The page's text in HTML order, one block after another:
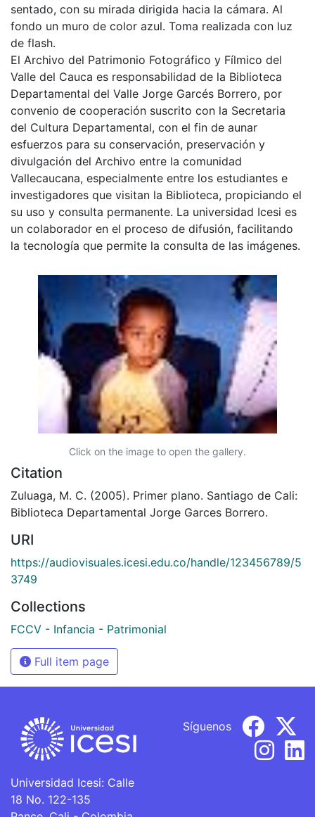
sentado, con su mirada dirigida hacia la cámara. Al
fondo un muro de color azul. Toma realizada con luz
de flash.
El Archivo del Patrimonio Fotográfico y Fílmico del
Valle del Cauca es responsabilidad de la Biblioteca
Departamental del Valle Jorge Garcés Borrero, por
convenio de cooperación suscrito con la Secretaria
del Cultura Departamental, con el fin de aunar
esfuerzos para su conservación, preservación y
divulgación del Archivo entre la comunidad
Vallecaucana, especialmente entre los estudiantes e
investigadores que visitan la Biblioteca, propiciando el
su uso y consulta permanente. La universidad Icesi es
un colaborador en el proceso de difusión, facilitando
la tecnología que permite la consulta de las imágenes.
Click on the image to open the gallery.
Citation
Zuluaga, M. C. (2005). Primer plano. Santiago de Cali:
Biblioteca Departamental Jorge Garces Borrero.
URI
https://audiovisuales.icesi.edu.co/handle/123456789/5
3749
Collections
FCCV - Infancia - Patrimonial
Full item page
Universidad Icesi: Calle
18 No. 122-135
Síguenos